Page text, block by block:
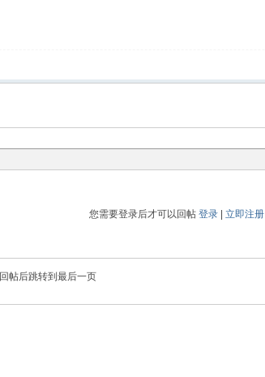
您需要登录后才可以回帖 登录| 立即注册
回帖后跳转到最后一页